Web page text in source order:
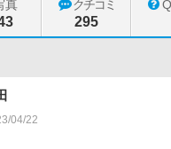
真 クチコミ
295
04/22